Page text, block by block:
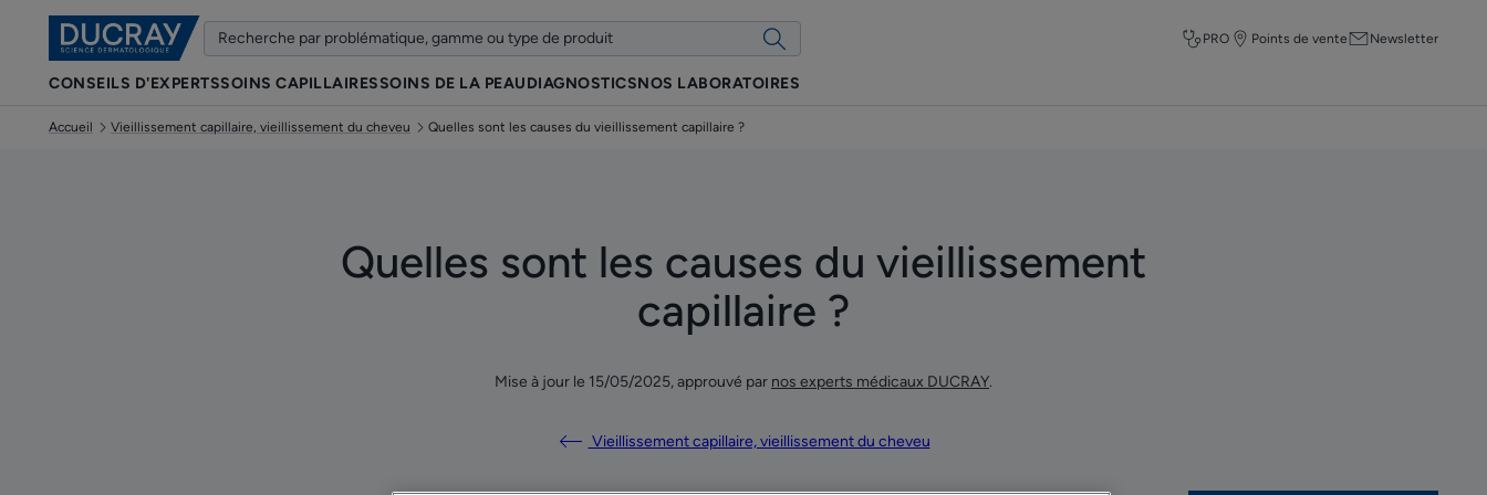
PRO Points de vente Newsletter
CONSEILS D'EXPERTSSOINS CAPILLAIRESSOINS DE LA PEAUDIAGNOSTICSNOS LABORATOIRES
Accueil Vieillissement capillaire, vieillissement du cheveu Quelles sont les causes du vieillissement capillaire ?
Quelles sont les causes du vieillissement
capillaire ?
Mise à jour le 15/05/2025, approuvé par nos experts médicaux DUCRAY.
Vieillissement capillaire, vieillissement du cheveu